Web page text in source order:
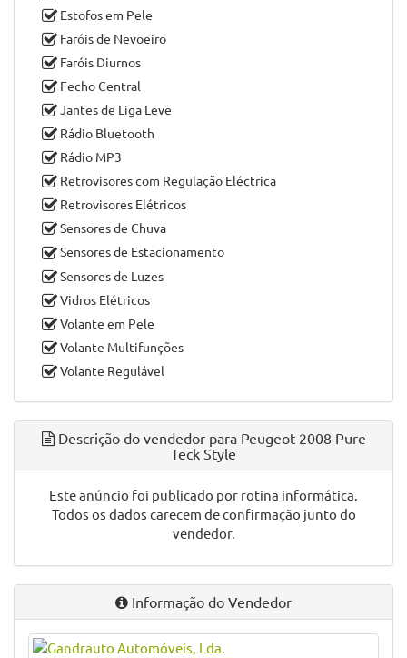
Estofos em Pele
Faróis de Nevoeiro
Faróis Diurnos
Fecho Central
Jantes de Liga Leve
Rádio Bluetooth
Rádio MP3
Retrovisores com Regulação Eléctrica
Retrovisores Elétricos
Sensores de Chuva
Sensores de Estacionamento
Sensores de Luzes
Vidros Elétricos
Volante em Pele
Volante Multifunções
Volante Regulável
Descrição do vendedor para Peugeot 2008 Pure
Teck Style
Este anúncio foi publicado por rotina informática.
Todos os dados carecem de confirmação junto do
vendedor.
Informação do Vendedor